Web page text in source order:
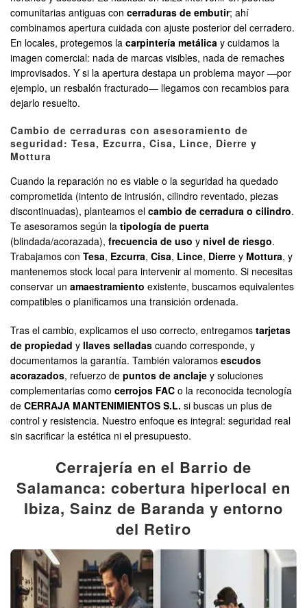
comunitarias antiguas con cerraduras de embutir; ahí
combinamos apertura cuidada con ajuste posterior del cerradero.
En locales, protegemos la carpintería metálica y cuidamos la
imagen comercial: nada de marcas visibles, nada de remaches
improvisados. Y si la apertura destapa un problema mayor —por
ejemplo, un resbalón fracturado— llegamos con recambios para
dejarlo resuelto.
Cambio de cerraduras con asesoramiento de
seguridad: Tesa, Ezcurra, Cisa, Lince, Dierre y
Mottura
Cuando la reparación no es viable o la seguridad ha quedado
comprometida (intento de intrusión, cilindro reventado, piezas
discontinuadas), planteamos el cambio de cerradura o cilindro.
Te asesoramos según la tipología de puerta
(blindada/acorazada), frecuencia de uso y nivel de riesgo.
Trabajamos con Tesa, Ezcurra, Cisa, Lince, Dierre y Mottura, y
mantenemos stock local para intervenir al momento. Si necesitas
conservar un amaestramiento existente, buscamos equivalentes
compatibles o planificamos una transición ordenada.
Tras el cambio, explicamos el uso correcto, entregamos tarjetas
de propiedad y llaves selladas cuando corresponde, y
documentamos la garantía. También valoramos escudos
acorazados, refuerzo de puntos de anclaje y soluciones
complementarias como cerrojos FAC o la reconocida tecnología
de CERRAJA MANTENIMIENTOS S.L. si buscas un plus de
control y resistencia. Nuestro enfoque es integral: seguridad real
sin sacrificar la estética ni el presupuesto.
Cerrajería en el Barrio de
Salamanca: cobertura hiperlocal en
Ibiza, Sainz de Baranda y entorno
del Retiro